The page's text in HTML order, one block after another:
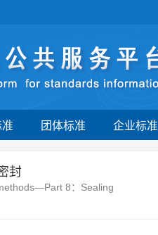
团体标准 企业标准
封
8：Sealing